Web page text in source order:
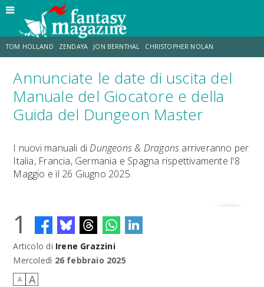
TOM HOLLAND ZENDAYA JON BERNTHAL CHRISTOPHER NOLAN
STRANIMONDI LUCCA COMICS & GAMES ODISSEA TRAMELL TILLMAN
Annunciate le date di uscita del
Manuale del Giocatore e della
Guida del Dungeon Master
I nuovi manuali diDungeons & Dragons arriveranno per
Italia, Francia, Germania e Spagna rispettivamente l'8
Maggio e il 26 Giugno 2025.
1
Articolo di Irene Grazzini
Mercoledì 26 febbraio 2025
A A